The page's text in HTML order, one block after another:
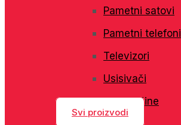
Pametni satovi
Pametni telefoni
Televizori
Usisivači
Veš mašine
Svi proizvodi